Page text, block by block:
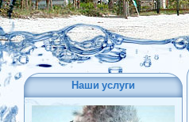
Наши услуги